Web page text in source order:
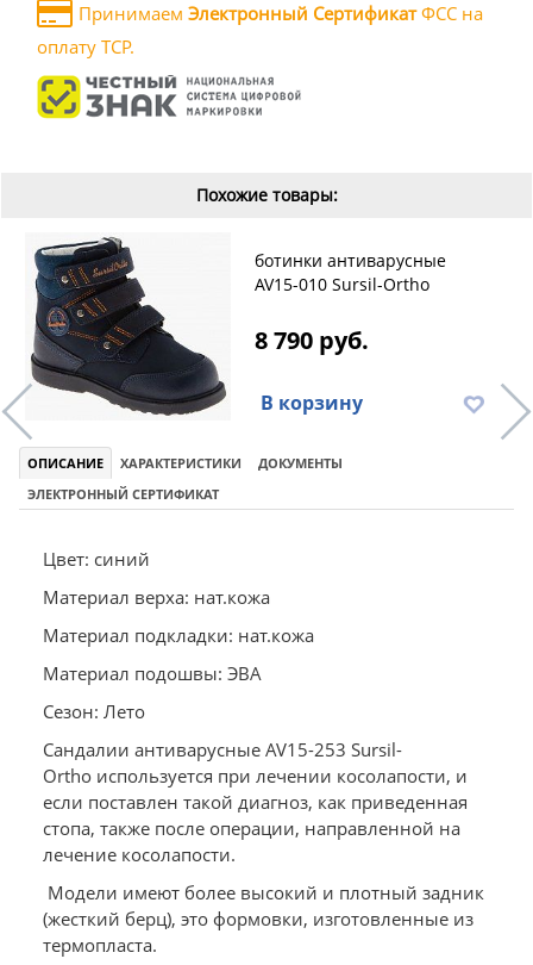
Принимаем Электронный СертификатФСС на
оплату ТСР.
Похожие товары:
ботинки антиварусные
AV15-010 Sursil-Ortho
8 790 руб.
В корзину
ОПИСАНИЕ ХАРАКТЕРИСТИКИ
ДОКУМЕНТЫ
ЭЛЕКТРОННЫЙ СЕРТИФИКАТ
Цвет: синий
Материал верха: нат.кожа
Материал подкладки: нат.кожа
Материал подошвы: ЭВА
Сезон: Лето
Сандалии антиварусные AV15-253 Sursil-
Ortho используется при лечении косолапости, и
если поставлен такой диагноз, как приведенная
стопа, также после операции, направленной на
лечение косолапости.
Модели имеют более высокий и плотный задник
(жесткий берц), это формовки, изготовленные из
термопласта.